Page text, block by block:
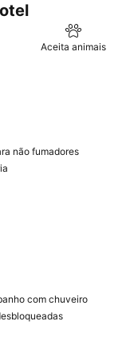
Aceita animais
não fumadores
com chuveiro